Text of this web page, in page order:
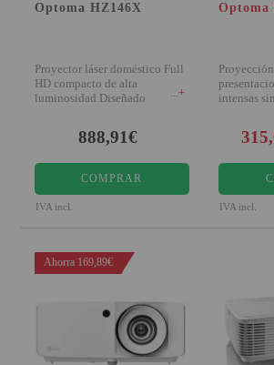
Optoma HZ146X
Proyector láser doméstico Full
HD compacto de alta
luminosidad Diseñado
+
888,91€
COMPRAR
IVA incl.
Optoma
intensas
IVA incl.
Ahorra 169,89€